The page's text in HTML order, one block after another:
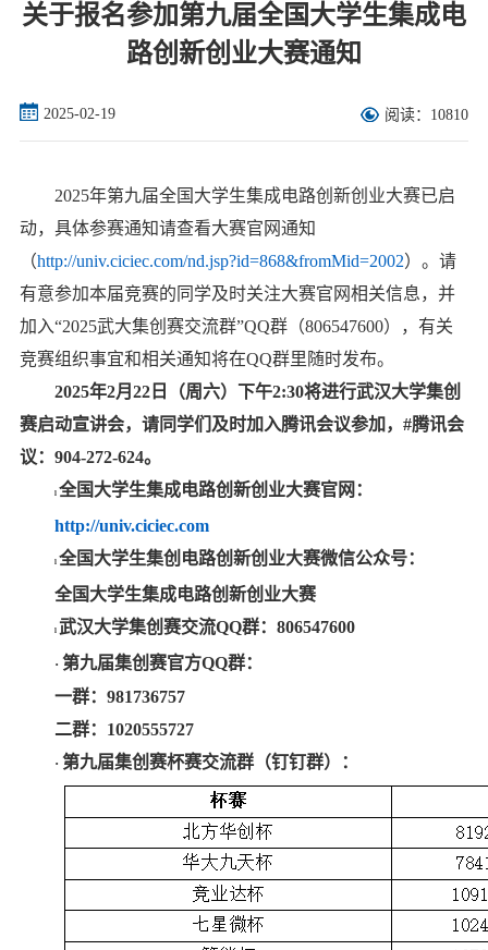
关于报名参加第九届全国大学生集成电
路创新创业大赛通知
2025-02-19 阅读：10810
2025年第九届全国大学生集成电路创新创业大赛已启
动，具体参赛通知请查看大赛官网通知
（http://univ.ciciec.com/nd.jsp?id=868&fromMid=2002）。请
有意参加本届竞赛的同学及时关注大赛官网相关信息， 并
加入“2025武大集创赛交流群”QQ群（806547600），有关
竞赛组织事宜和相关通知将在QQ群里随时发布。
2025年2月22日（周六）下午2:30将进行武汉大学集创
赛启动宣讲会，请同学们及时加入腾讯会议参加，#腾讯会
议：904-272-624。
l 全国大学生集成电路创新创业大赛官网：
http://univ.ciciec.com
l 全国大学生集创电路创新创业大赛微信公众号：
全国大学生集成电路创新创业大赛
l 武汉大学集创赛交流QQ群： 806547600
· 第九届集创赛官方QQ群：
一群：981736757
二群：1020555727
· 第九届集创赛杯赛交流群（钉钉群）：